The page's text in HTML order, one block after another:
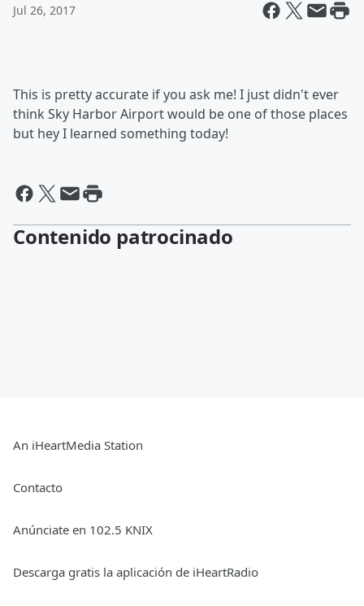
Jul 26, 2017
This is pretty accurate if you ask me! I just didn't ever
think Sky Harbor Airport would be one of those places
but hey I learned something today!
Contenido patrocinado
An iHeartMedia Station
Contacto
Anúnciate en 102.5 KNIX
Descarga gratis la aplicación de iHeartRadio